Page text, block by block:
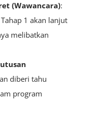
(Wawancara):
1 akan lanjut
melibatkan
diberi tahu
program